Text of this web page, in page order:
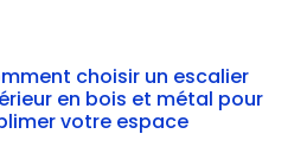
choisir un escalier
en bois et métal pour
votre espace